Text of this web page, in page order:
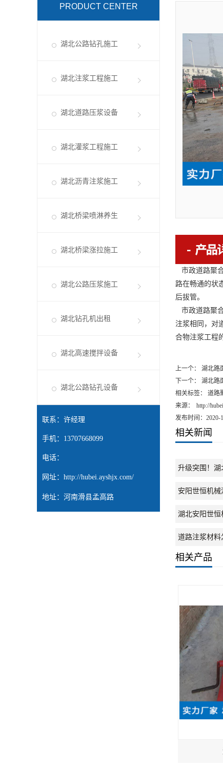
PRODUCT CENTER
湖北公路钻孔施工
湖北注浆工程施工
湖北道路压浆设备
湖北灌浆工程施工
湖北沥青注浆施工
湖北桥梁喷淋养生
湖北桥梁涨拉施工
湖北公路压浆施工
湖北钻孔机出租
湖北高速搅拌设备
湖北公路钻孔设备
联系：许经理
手机：13707668099
电话：
网址： http://hubei.ayshjx.com/
地址：河南滑县孟高路
市政道路聚
路在畅通的状
后拔管。
市政道路聚
注浆相同，对
合物注浆工程
上一个：
湖北路
下一个：
湖北路
相关标签： 道路
来源：
http://
发布时间：2020-
相关新闻
升级突围！
安阳世恒机
湖北安阳世
道路注浆材
相关产品